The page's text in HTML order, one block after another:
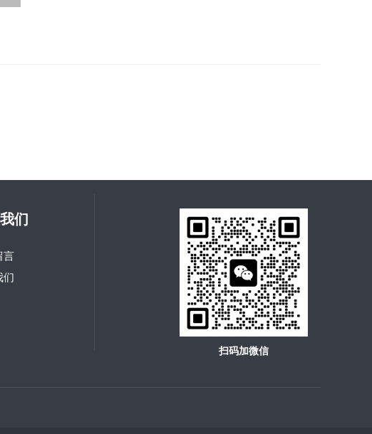
们
言
们
扫码加微信